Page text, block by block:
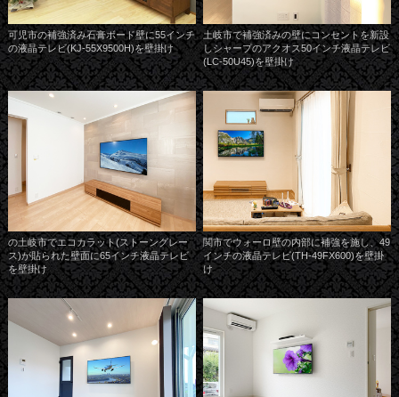
可児市の補強済み石膏ボード壁に55インチ
の液晶テレビ(KJ-55X9500H)を壁掛け
土岐市で補強済みの壁にコンセントを新設
しシャープのアクオス50インチ液晶テレビ
(LC-50U45)を壁掛け
の土岐市でエコカラット(ストーングレー
ス)が貼られた壁面に65インチ液晶テレビ
を壁掛け
関市でウォーロ壁の内部に補強を施し、49
インチの液晶テレビ(TH-49FX600)を壁掛
け